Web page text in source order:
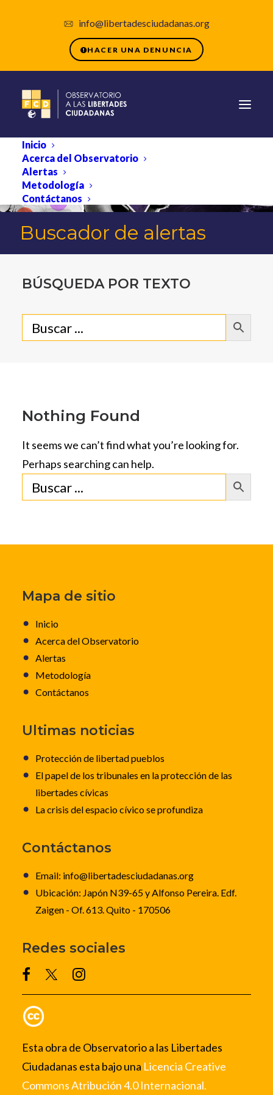
info@libertadesciudadanas.org
HACER UNA DENUNCIA
Inicio
Acerca del Observatorio
Alertas
Metodología
Contáctanos
Buscador de alertas
BÚSQUEDA POR TEXTO
Nothing Found
It seems we can’t find what you’re looking for.
Perhaps searching can help.
Mapa de sitio
Inicio
Acerca del Observatorio
Alertas
Metodología
Contáctanos
Ultimas noticias
Protección de libertad pueblos
El papel de los tribunales en la protección de las
libertades cívicas
La crisis del espacio cívico se profundiza
Contáctanos
Email: info@libertadesciudadanas.org
Ubicación: Japón N39-65 y Alfonso Pereira. Edf.
Zaigen - Of. 613. Quito - 170506
Redes sociales
Esta obra de Observatorio a las Libertades
Ciudadanas esta bajo una Licencia Creative
Commons Atribución 4.0 Internacional.